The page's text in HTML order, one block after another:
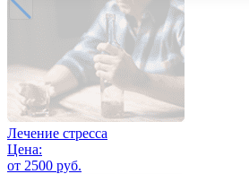
Лечение стресса
Цена:
от 2500 руб.